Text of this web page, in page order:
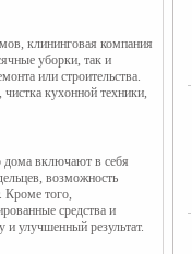
клининговая компания
уборки, так и
или строительства.
кухонной техники,
дома включают в себя
возможность
Кроме того,
средства и
и улучшенный результат.